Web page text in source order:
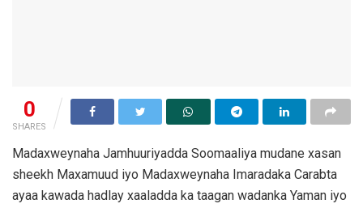
0
SHARES
Madaxweynaha Jamhuuriyadda Soomaaliya mudane xasan
sheekh Maxamuud iyo Madaxweynaha Imaradaka Carabta
ayaa kawada hadlay xaaladda ka taagan wadanka Yaman iyo